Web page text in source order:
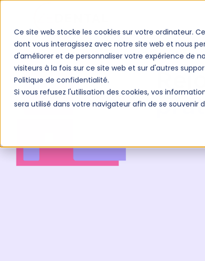
Ce site web stocke les cookies sur votre ordinateur.
dont vous interagissez avec notre site web et nous
d'améliorer et de personnaliser votre expérience de
visiteurs à la fois sur ce site web et sur d'autres
Politique de confidentialité.
Si vous refusez l'utilisation des cookies, vos
sera utilisé dans votre navigateur afin de se souvenir